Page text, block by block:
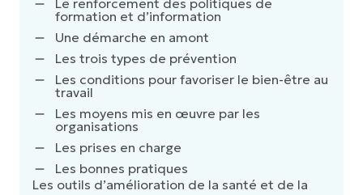
Le renforcement des politiques de
formation et d’information
Une démarche en amont
Les trois types de prévention
Les conditions pour favoriser le bien-être au
travail
Les moyens mis en œuvre par les
organisations
Les prises en charge
Les bonnes pratiques
Les outils d’amélioration de la santé et de la